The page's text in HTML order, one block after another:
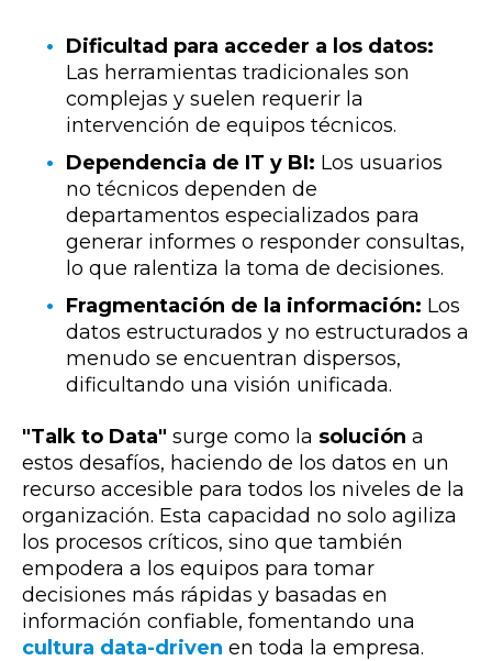
Dificultad para acceder a los datos:
Las herramientas tradicionales son
complejas y suelen requerir la
intervención de equipos técnicos.
Dependencia de IT y BI: Los usuarios
no técnicos dependen de
departamentos especializados para
generar informes o responder consultas,
lo que ralentiza la toma de decisiones.
Fragmentación de la información: Los
datos estructurados y no estructurados a
menudo se encuentran dispersos,
dificultando una visión unificada.
"Talk to Data" surge como la solución a
estos desafíos, haciendo de los datos en un
recurso accesible para todos los niveles de la
organización. Esta capacidad no solo agiliza
los procesos críticos, sino que también
empodera a los equipos para tomar
decisiones más rápidas y basadas en
información confiable, fomentando una
cultura data-driven en toda la empresa.